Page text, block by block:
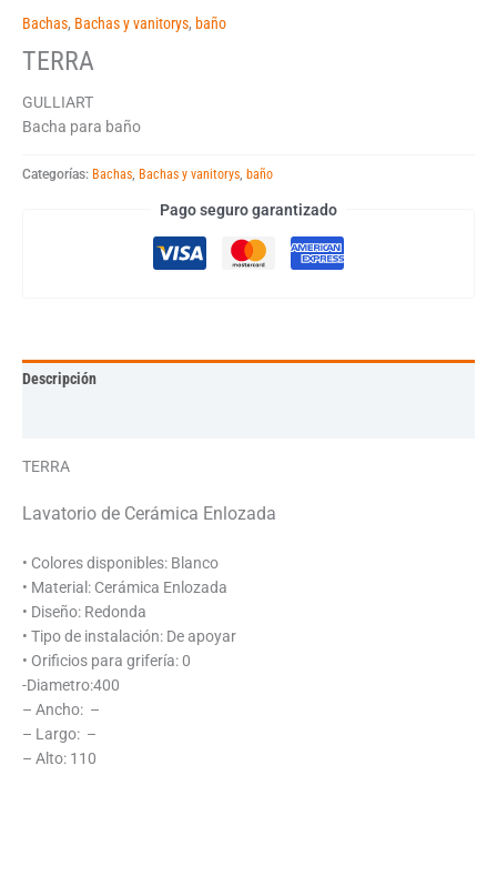
Bachas, Bachas y vanitorys, baño
TERRA
GULLIART
Bacha para baño
Categorías: Bachas, Bachas y vanitorys, baño
Pago seguro garantizado
Descripción
TERRA
Lavatorio de Cerámica Enlozada
• Colores disponibles: Blanco
• Material: Cerámica Enlozada
• Diseño: Redonda
• Tipo de instalación: De apoyar
• Orificios para grifería: 0
-Diametro:400
– Ancho: –
– Largo: –
– Alto: 110